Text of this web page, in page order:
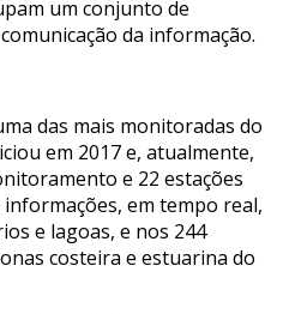
um conjunto de
da informação.
das mais monitoradas do
em 2017 e, atualmente,
e 22 estações
em tempo real,
e lagoas, e nos 244
costeira e estuarina do